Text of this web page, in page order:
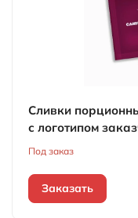
Сливки
с логотипом
Под заказ
Заказать